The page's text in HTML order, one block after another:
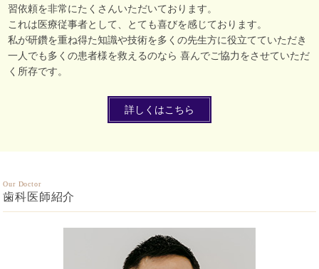
習依頼を非常にたくさんいただいております。
これは医療従事者として、とても喜びを感じております。
私が研鑽を重ね得た知識や技術を多くの先生方に役立てていただき
一人でも多くの患者様を救えるのなら 喜んでご協力をさせていただ
く所存です。
詳しくはこちら
Our Doctor
歯科医師紹介